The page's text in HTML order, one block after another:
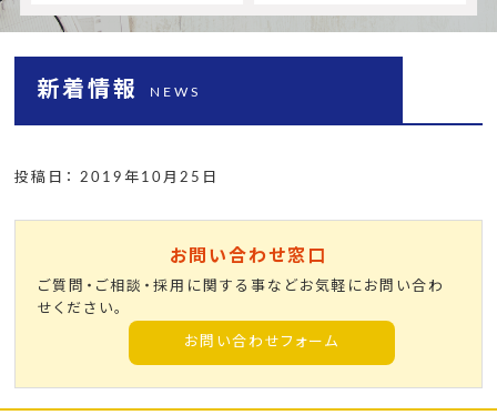
新着情報 NEWS
投稿日： 2019年10月25日
お問い合わせ窓口
ご質問・ご相談・採用に関する事などお気軽にお問い合わ
せください。
お問い合わせフォーム